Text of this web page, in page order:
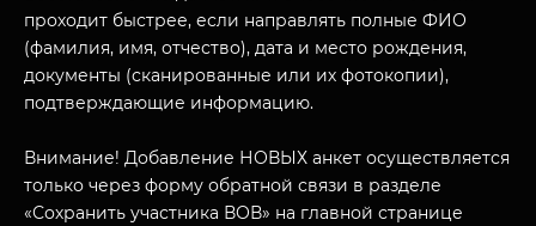
МУЗЕЙНЫЙ КОМПЛЕКС
О НАС
НАЗАД
проходит быстрее, если направлять полные ФИО
(фамилия, имя, отчество), дата и место рождения,
документы (сканированные или их фотокопии),
подтверждающие информацию.
Внимание! Добавление НОВЫХ анкет осуществляется
только через форму обратной связи в разделе
«Сохранить участника ВОВ» на главной странице